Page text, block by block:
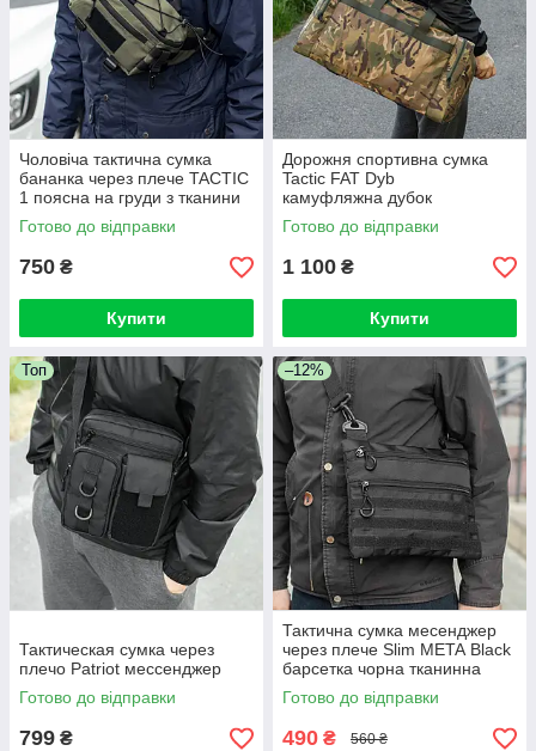
Чоловіча тактична сумка
бананка через плече TACTIC
1 поясна на груди з тканини
зелена
Готово до відправки
750 ₴
Купити
Дорожня спортивна сумка
Tactic FAT Dyb
камуфляжна дубок
тканинний для поїздок на 60
л
Готово до відправки
1 100 ₴
Купити
Топ
Тактическая сумка через
плечо Patriot мессенджер
Готово до відправки
799 ₴
–12%
Тактична сумка месенджер
через плече Slim META Black
барсетка чорна тканинна
Готово до відправки
490 ₴ 560 ₴